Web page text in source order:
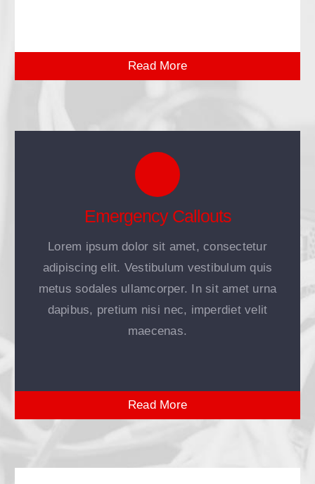
Read More
Emergency Callouts
Lorem ipsum dolor sit amet, consectetur
adipiscing elit. Vestibulum vestibulum quis
metus sodales ullamcorper. In sit amet urna
dapibus, pretium nisi nec, imperdiet velit
maecenas.
Read More